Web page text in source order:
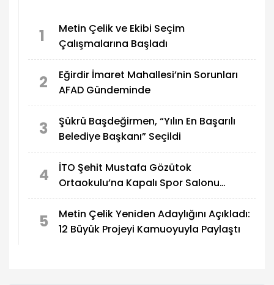
1
Metin Çelik ve Ekibi Seçim
Çalışmalarına Başladı
2
Eğirdir İmaret Mahallesi’nin Sorunları
AFAD Gündeminde
3
Şükrü Başdeğirmen, “Yılın En Başarılı
Belediye Başkanı” Seçildi
4
İTO Şehit Mustafa Gözütok
Ortaokulu’na Kapalı Spor Salonu
5
Metin Çelik Yeniden Adaylığını Açıkladı:
12 Büyük Projeyi Kamuoyuyla Paylaştı